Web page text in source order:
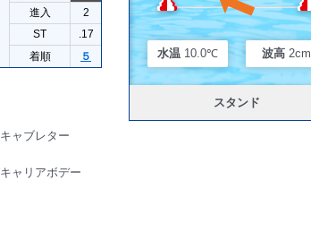
進入
2
ST
.17
着順
５
キャブレター
キャリアボデー
水温 10.0℃ 波高 2cm
スタンド